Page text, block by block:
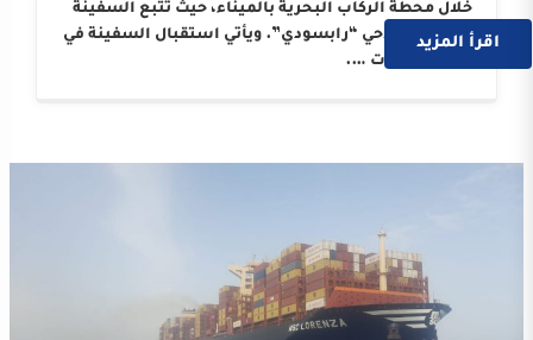
خلال محطة الركاب البحرية بالميناء، حيث تتبع السفينة
الوكيل الملاحي “رابسودي”. ويأتي استقبال السفينة في
إطار النجاحات ….
اقرأ المزيد